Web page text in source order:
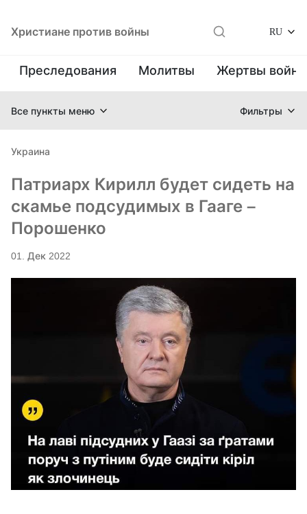
Христиане против войны RU
Преследования Молитвы Жертвы
Все пункты меню Фильтры
Украина
Патриарх Кирилл будет сидеть на
скамье подсудимых в Гааге –
Порошенко
01. Дек 2022